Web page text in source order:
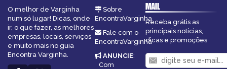
O melhor de Varginha
num só lugar! Dicas, onde
ir, o que fazer, as melhores
empresas, locais, serviços
e muito mais no guia
Encontra Varginha.
Sobre
EncontraVarginha
Fale com o
EncontraVarginha
ANUNCIE:
Com
MAIL
Receba grátis as
principais notícias,
dicas e promoções